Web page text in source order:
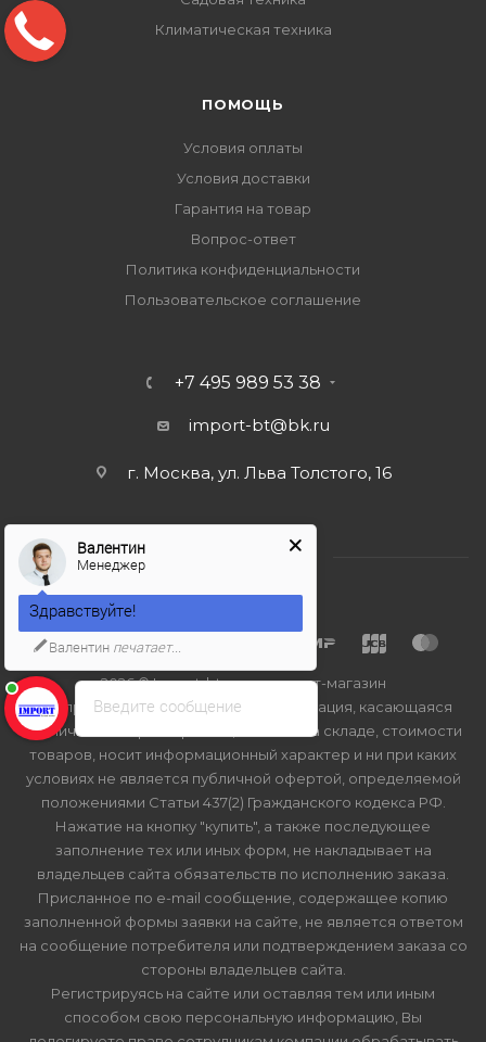
Климатическая техника
ПОМОЩЬ
Условия оплаты
Условия доставки
Гарантия на товар
Вопрос-ответ
Политика конфиденциальности
Пользовательское соглашение
+7 495 989 53 38
import-bt@bk.ru
г. Москва, ул. Льва Толстого, 16
2026 © Import-bt.ru - интернет-магазин
Вся представленная на сайте информация, касающаяся
технических характеристик, наличия на складе, стоимости
товаров, носит информационный характер и ни при каких
условиях не является публичной офертой, определяемой
положениями Статьи 437(2) Гражданского кодекса РФ.
Нажатие на кнопку "купить", а также последующее
заполнение тех или иных форм, не накладывает на
владельцев сайта обязательств по исполнению заказа.
Присланное по e-mail сообщение, содержащее копию
заполненной формы заявки на сайте, не является ответом
на сообщение потребителя или подтверждением заказа со
стороны владельцев сайта.
Регистрируясь на сайте или оставляя тем или иным
способом свою персональную информацию, Вы
Введите сообщение
Валентин
Менеджер
Здравствуйте!
Валентин печатает...